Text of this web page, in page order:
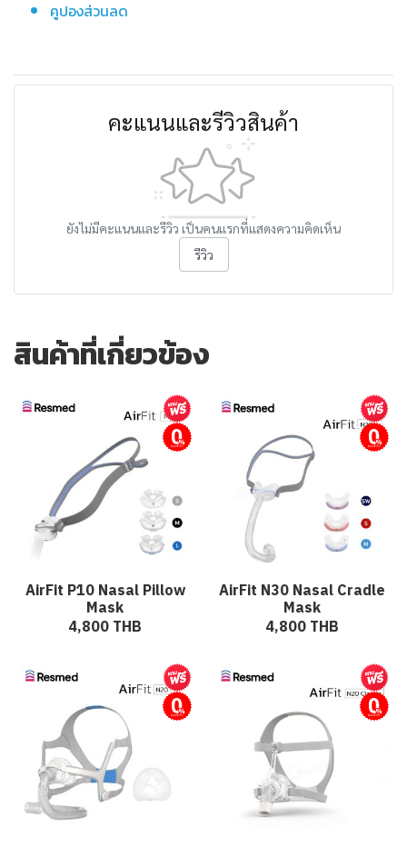
คูปองส่วนลด
คะแนนและรีวิวสินค้า
ยังไม่มีคะแนนและรีวิว เป็นคนแรกที่แสดงความคิดเห็น
รีวิว
สินค้าที่เกี่ยวข้อง
ผ่อนชำระ
AirFit P10 Nasal Pillow
Mask
4,800 THB
ผ่อนชำระ
AirFit N30 Nasal Cradle
Mask
4,800 THB
ผ่อนชำระ ผ่อนชำระ